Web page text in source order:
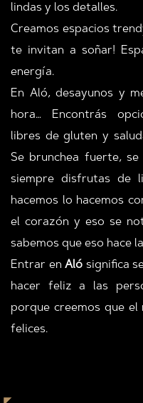
lindas y los detalles.
Creamos espacios
te invitan a soñar!
energía.
En Aló, desayunos y
hora… Encontrás
libres de gluten y
Se brunchea fuerte,
siempre disfrutas de
hacemos lo hacemos
el corazón y eso se
sabemos que eso hace
Entrar enAló significa
hacer feliz a las
porque creemos que el
felices.